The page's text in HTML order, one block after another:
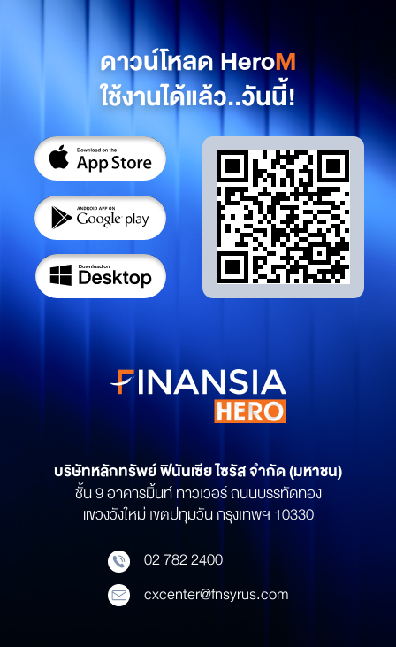
ดาวน์โหลด HeroM
ใช้งานได้แล้ว..วันนี้!
บริษัทหลักทรัพย์ฟินันเซีย ไซรัส จำกัด (มหาชน)
ชั้น 9 อาคารมิ้นท์ ทาวเวอร์ ถนนบรรทัดทอง
แขวงวังใหม่ เขตปทุมวัน กรุงเทพฯ 10330
02 782 2400
cxcenter@fnsyrus.com